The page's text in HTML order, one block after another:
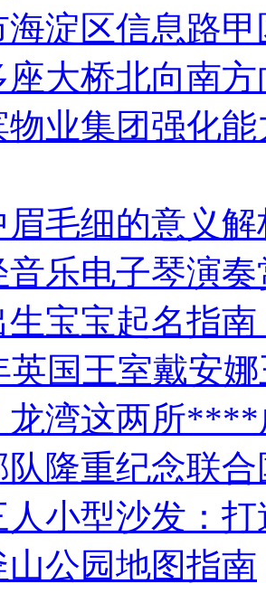
海淀区信息路
座大桥北向南
物业集团强化
眉毛细的意义解
音乐电子琴演奏
生宝宝起名指
英国王室戴安
龙湾这两所
队隆重纪念联
人小型沙发：
山公园地图指南